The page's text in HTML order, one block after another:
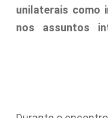
unilaterais como
nos assuntos